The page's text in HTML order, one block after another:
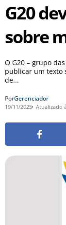
G20
sobre
O G20 – grupo
publicar um texto
de...
PorGerenciador
19/11/2025 Atualizado